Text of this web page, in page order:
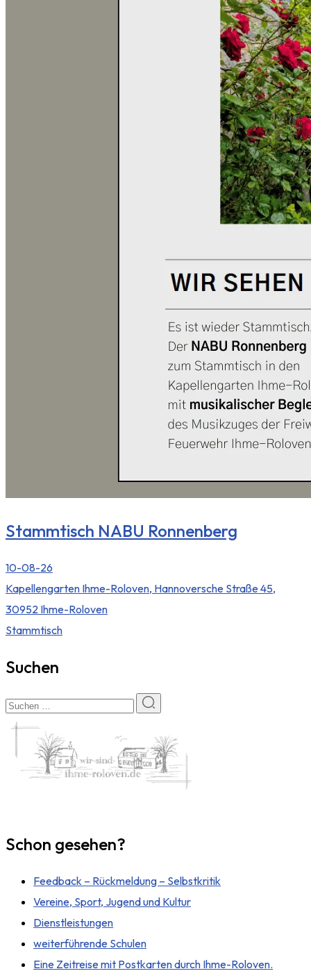
Stammtisch NABU Ronnenberg
10-08-26
Kapellengarten Ihme-Roloven, Hannoversche Straße 45,
30952 Ihme-Roloven
Stammtisch
Suchen
Schon gesehen?
Feedback – Rückmeldung – Selbstkritik
Vereine, Sport, Jugend und Kultur
Dienstleistungen
weiterführende Schulen
Eine Zeitreise mit Postkarten durch Ihme-Roloven.